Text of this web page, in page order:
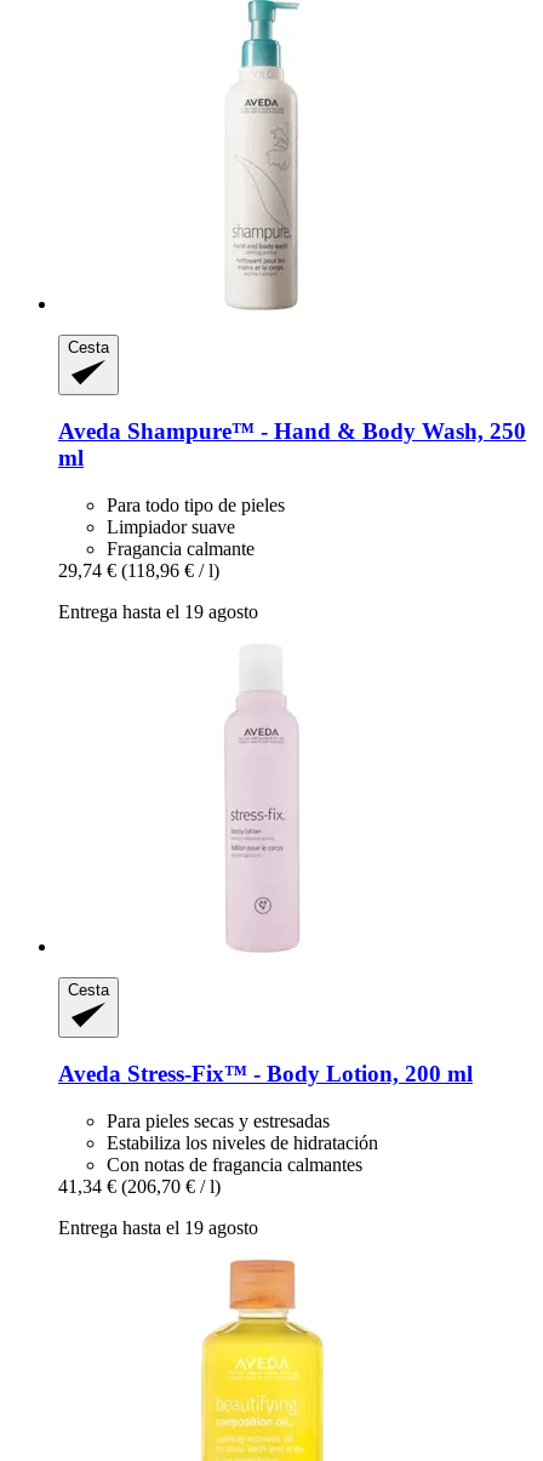
Cesta
Aveda Shampure™ -​ Hand & Body Wash, 250
ml
Para todo tipo de pieles
Limpiador suave
Fragancia calmante
29,74 € (118,96 € / l)
Entrega hasta el 19 agosto
Cesta
Aveda Stress-​Fix™ -​ Body Lotion, 200 ml
Para pieles secas y estresadas
Estabiliza los niveles de hidratación
Con notas de fragancia calmantes
41,34 € (206,70 € / l)
Entrega hasta el 19 agosto